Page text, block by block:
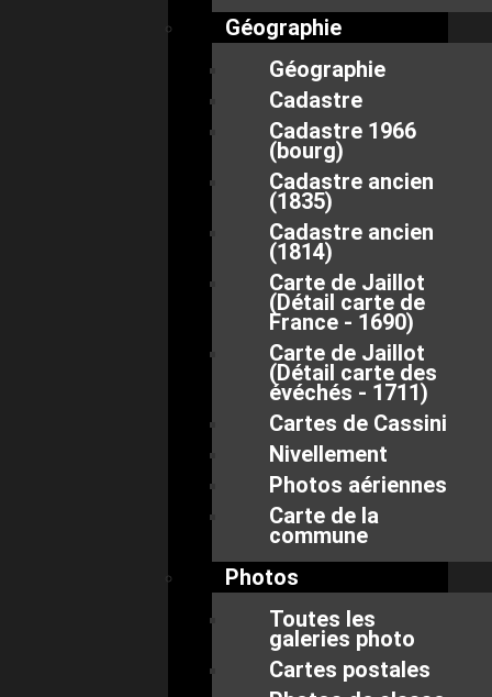
Géographie
Géographie
Cadastre
Cadastre 1966
(bourg)
Cadastre ancien
(1835)
Cadastre ancien
(1814)
Carte de Jaillot
(Détail carte de
France - 1690)
Carte de Jaillot
(Détail carte des
évéchés - 1711)
Cartes de Cassini
Nivellement
Photos aériennes
Carte de la
commune
Photos
Toutes les
galeries photo
Cartes postales